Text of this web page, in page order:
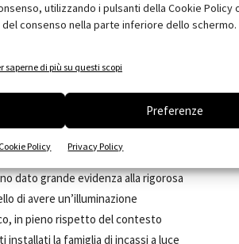
utilizzando i pulsanti della Cookie Policy
consenso nella parte inferiore dello schermo.
saperne di più su questi scopi
Preferenze
Cookie Policy Privacy Policy
il rifacimento del muro a lago
importanza nella riuscita del
dato grande evidenza alla rigorosa
di avere un’illuminazione
in pieno rispetto del contesto
installati la famiglia di incassi a luce